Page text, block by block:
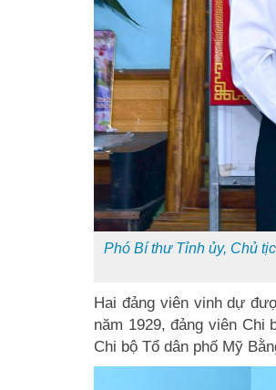
Phó Bí thư Tỉnh ủy, Chủ
Hai đảng viên vinh dự
năm 1929, đảng viên Chi
Chi bộ Tổ dân phố Mỹ